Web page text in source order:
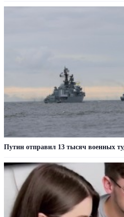
Путин отправил 13 тысяч военных